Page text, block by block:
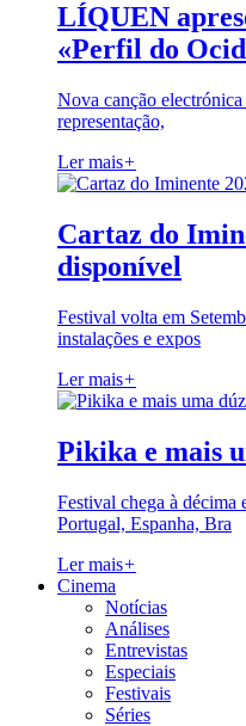
LÍQUEN
«Perfil do
Nova canção
representação,
Ler mais+
Cartaz do
disponível
Festival volta em
instalações e expos
Ler mais+
Pikika e mais
Festival chega à décima
Portugal, Espanha, Bra
Ler mais+
Cinema
Notícias
Análises
Entrevistas
Especiais
Festivais
Séries